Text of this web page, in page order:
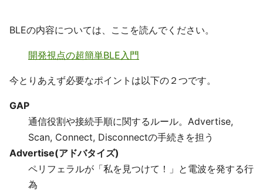
BLEの内容については、ここを読んでください。
開発視点の超簡単BLE入門
今とりあえず必要なポイントは以下の２つです。
GAP
通信役割や接続手順に関するルール。Advertise,
Scan, Connect, Disconnectの手続きを担う
Advertise(アドバタイズ)
ペリフェラルが「私を見つけて！」と電波を発する行
為